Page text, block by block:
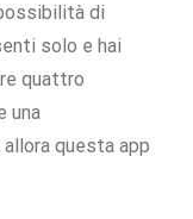
di
solo e hai
quattro
una
questa app